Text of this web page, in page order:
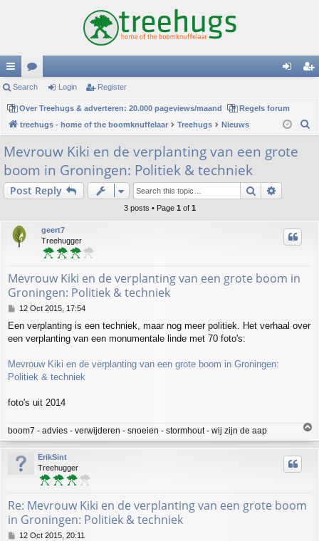
ui
ck
lin
ks
or
u
m
s
in
er
Search Login Register
Over Treehugs & adverteren: 20.000 pageviews/maand
Regels forum
treehugs - home of the boomknuffelaar
Treehugs Nieuws
Mevrouw Kiki en de verplanting van een grote
boom in Groningen: Politiek & techniek
Post Reply Search
3 posts • Page 1 of 1
geert7
Treehugger
Mevrouw Kiki en de verplanting van een grote boom in
Groningen: Politiek & techniek
P
s
t
12 Oct 2015, 17:54
Een verplanting is een techniek, maar nog meer politiek. Het verhaal over
een verplanting van een monumentale linde met 70 foto's:
Mevrouw Kiki en de verplanting van een grote boom in Groningen:
Politiek & techniek
foto's uit 2014
boom7 - advies - verwijderen - snoeien - stormhout - wij zijn de aap
o
p
ErikSint
Treehugger
Re: Mevrouw Kiki en de verplanting van een grote boom
in Groningen: Politiek & techniek
P12 Oct 2015, 20:11